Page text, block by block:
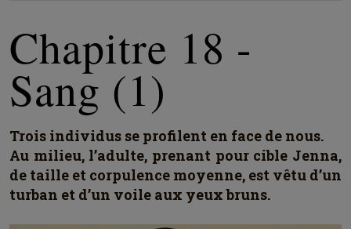
Chapitre 18 -
Sang (1)
Trois individus se profilent en face de nous.
Au milieu, l’adulte, prenant pour cible Jenna,
de taille et corpulence moyenne, est vêtu d’un
turban et d’un voile aux yeux bruns.